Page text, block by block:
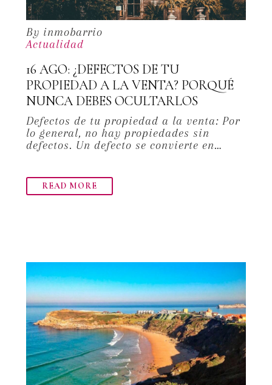
By inmobarrio
Actualidad
16 AGO: ¿DEFECTOS DE TU
PROPIEDAD A LA VENTA? PORQUÉ
NUNCA DEBES OCULTARLOS
Defectos de tu propiedad a la venta: Por
lo general, no hay propiedades sin
defectos. Un defecto se convierte en…
READ MORE